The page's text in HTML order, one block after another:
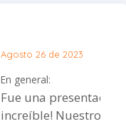
Agosto 26 de 2023
En general:
Fue una presentación
increíble! Nuestros